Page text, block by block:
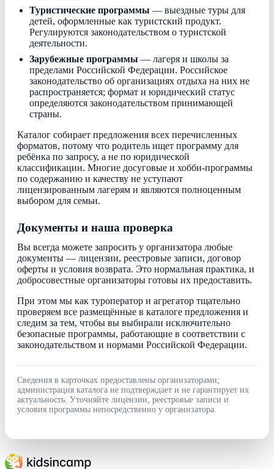
Туристические программы — выездные туры для
детей, оформленные как туристский продукт.
Регулируются законодательством о туристской
деятельности.
Зарубежные программы — лагеря и школы за
пределами Российской Федерации. Российское
законодательство об организациях отдыха на них не
распространяется; формат и юридический статус
определяются законодательством принимающей
страны.
Каталог собирает предложения всех перечисленных
форматов, потому что родитель ищет программу для
ребёнка по запросу, а не по юридической
классификации. Многие досуговые и хобби-программы
по содержанию и качеству не уступают
лицензированным лагерям и являются полноценным
выбором для семьи.
Документы и наша проверка
Вы всегда можете запросить у организатора любые
документы — лицензии, реестровые записи, договор
оферты и условия возврата. Это нормальная практика, и
добросовестные организаторы готовы их предоставить.
При этом мы как туроператор и агрегатор тщательно
проверяем все размещённые в каталоге предложения и
следим за тем, чтобы вы выбирали исключительно
безопасные программы, работающие в соответствии с
законодательством и нормами Российской Федерации.
Сведения в карточках предоставлены организаторами;
администрация каталога не подтверждает и не гарантирует их
актуальность. Уточняйте лицензии, реестровые записи и
условия программы непосредственно у организатора.